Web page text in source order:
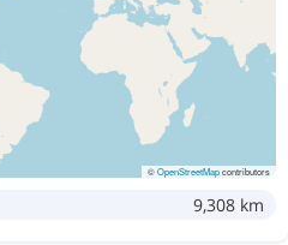
©OpenStreetMapcontributors
9,308 km